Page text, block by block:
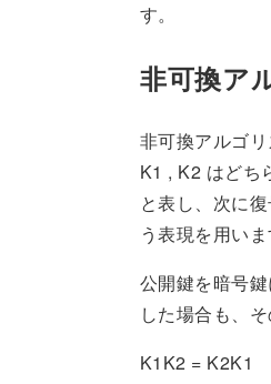
す。
非可換ア
非可換アルゴ
K1 , K2 はどち
と表し、次に
う表現を用いま
公開鍵を暗号
した場合も、
K1K2 = K2K1